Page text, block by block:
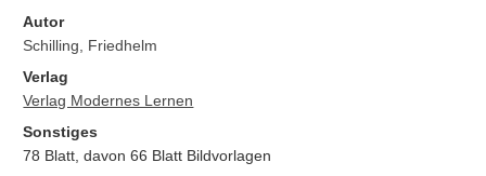
Autor
Schilling, Friedhelm
Verlag
Verlag Modernes Lernen
Sonstiges
78 Blatt, davon 66 Blatt Bildvorlagen